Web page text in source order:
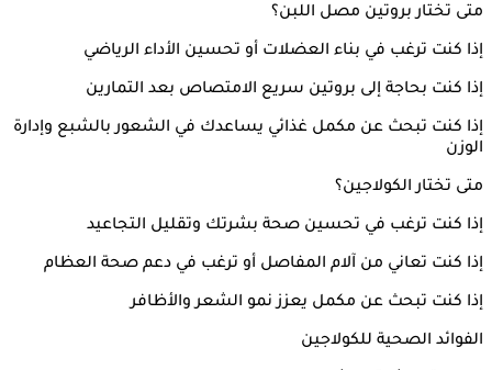
متى تختار بروتين مصل اللبن؟
إذا كنت ترغب في بناء العضلات أو تحسين الأداء الرياضي
إذا كنت بحاجة إلى بروتين سريع الامتصاص بعد التمارين
إذا كنت تبحث عن مكمل غذائي يساعدك في الشعور بالشبع وإدارة
الوزن
متى تختار الكولاجين؟
إذا كنت ترغب في تحسين صحة بشرتك وتقليل التجاعيد
إذا كنت تعاني من آلام المفاصل أو ترغب في دعم صحة العظام
إذا كنت تبحث عن مكمل يعزز نمو الشعر والأظافر
الفوائد الصحية للكولاجين